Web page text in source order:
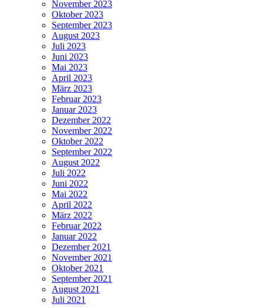
November 2023
Oktober 2023
September 2023
August 2023
Juli 2023
Juni 2023
Mai 2023
April 2023
März 2023
Februar 2023
Januar 2023
Dezember 2022
November 2022
Oktober 2022
September 2022
August 2022
Juli 2022
Juni 2022
Mai 2022
April 2022
März 2022
Februar 2022
Januar 2022
Dezember 2021
November 2021
Oktober 2021
September 2021
August 2021
Juli 2021